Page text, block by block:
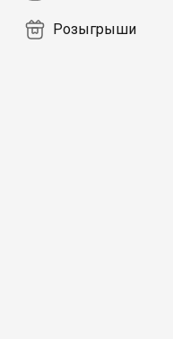
Розыгрыши